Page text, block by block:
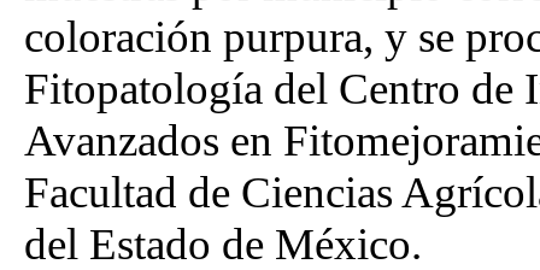
coloración purpura, y se
Fitopatología del Centro de
Avanzados en
Facultad de Ciencias
del Estado de México.